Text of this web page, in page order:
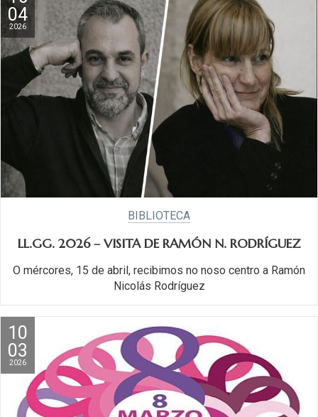
04
2026
BIBLIOTECA
LL.GG. 2026 – VISITA DE RAMÓN N. RODRÍGUEZ
O mércores, 15 de abril, recibimos no noso centro a Ramón
Nicolás Rodríguez
10
03
2026